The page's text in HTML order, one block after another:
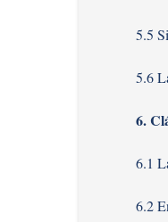
5.5
5.6
6.
6.1
6.2